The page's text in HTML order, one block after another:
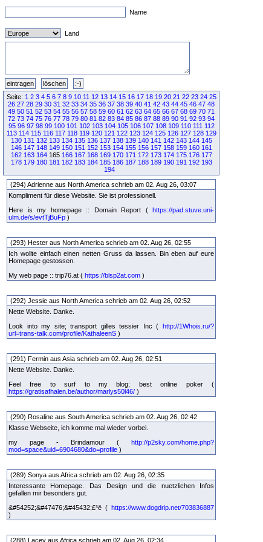
Name
Land
Seite: 1 2 3 4 5 6 7 8 9 10 11 12 13 14 15 16 17 18 19 20 21 22 23 24 25
26 27 28 29 30 31 32 33 34 35 36 37 38 39 40 41 42 43 44 45 46 47 48
49 50 51 52 53 54 55 56 57 58 59 60 61 62 63 64 65 66 67 68 69 70 71
72 73 74 75 76 77 78 79 80 81 82 83 84 85 86 87 88 89 90 91 92 93 94
95 96 97 98 99 100 101 102 103 104 105 106 107 108 109 110 111 112
113 114 115 116 117 118 119 120 121 122 123 124 125 126 127 128 129
130 131 132 133 134 135 136 137 138 139 140 141 142 143 144 145
146 147 148 149 150 151 152 153 154 155 156 157 158 159 160 161
162 163 164165 166 167 168 169 170 171 172 173 174 175 176 177
178 179 180 181 182 183 184 185 186 187 188 189 190 191 192 193
194
(294) Adrienne aus North America schrieb am 02. Aug 26, 03:07
Kompliment für diese Website. Sie ist professionell.
Here is my homepage :: Domain Report ( https://pad.stuve.uni-
ulm.de/s/evtTjBuFp )
(293) Hester aus North America schrieb am 02. Aug 26, 02:55
Ich wollte einfach einen netten Gruss da lassen. Bin eben auf eure
Homepage gestossen.
My web page :: trip76.at ( https://blsp2at.com )
(292) Jessie aus North America schrieb am 02. Aug 26, 02:52
Nette Website. Danke.
Look into my site; transport gilles tessier Inc ( http://1Whois.ru/?
url=trans-talk.com/profile/KathaleenS )
(291) Fermin aus Asia schrieb am 02. Aug 26, 02:51
Nette Website. Danke.
Feel free to surf to my blog; best online poker (
https://gratisafhalen.be/author/marlys50l46/ )
(290) Rosaline aus South America schrieb am 02. Aug 26, 02:42
Klasse Webseite, ich komme mal wieder vorbei.
my page - Brindamour ( http://p2sky.com/home.php?
mod=space&uid=6904680&do=profile )
(289) Sonya aus Africa schrieb am 02. Aug 26, 02:35
Interessante Homepage. Das Design und die nuetzlichen Infos
gefallen mir besonders gut.
&#54252;&#47476;&#45432;£³ë ( https://www.dogdrip.net/703836887
)
(288) Lacey aus Africa schrieb am 02. Aug 26, 02:34